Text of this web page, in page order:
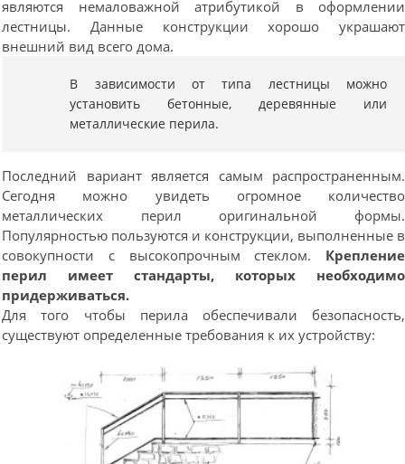
являются немаловажной атрибутикой в оформлении
лестницы. Данные конструкции хорошо украшают
внешний вид всего дома.
В зависимости от типа лестницы можно
установить бетонные, деревянные или
металлические перила.
Последний вариант является самым распространенным.
Сегодня можно увидеть огромное количество
металлических перил оригинальной формы.
Популярностью пользуются и конструкции, выполненные в
совокупности с высокопрочным стеклом. Крепление
перил имеет стандарты, которых необходимо
придерживаться.
Для того чтобы перила обеспечивали безопасность,
существуют определенные требования к их устройству: